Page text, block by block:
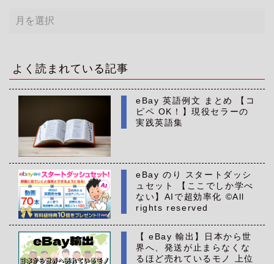
ー
ブ
よく読まれている記事
eBay 英語例文 まとめ 【コ
ピペ OK！】現役セラーの
実践英語集
eBay のり スタートダッシ
ュセット 【ここでしか学べ
ない】AIで超効率化 ©All
rights reserved
【 eBay 輸出】日本から世
界へ、発送が止まらなくな
るほど売れているモノ 上位